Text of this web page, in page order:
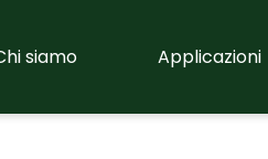
siamo Applicazioni